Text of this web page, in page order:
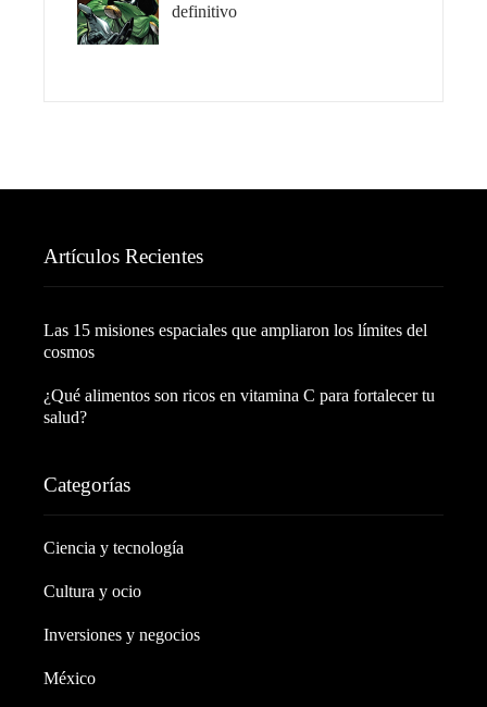
definitivo
Artículos Recientes
Las 15 misiones espaciales que ampliaron los límites del
cosmos
¿Qué alimentos son ricos en vitamina C para fortalecer tu
salud?
Categorías
Ciencia y tecnología
Cultura y ocio
Inversiones y negocios
México